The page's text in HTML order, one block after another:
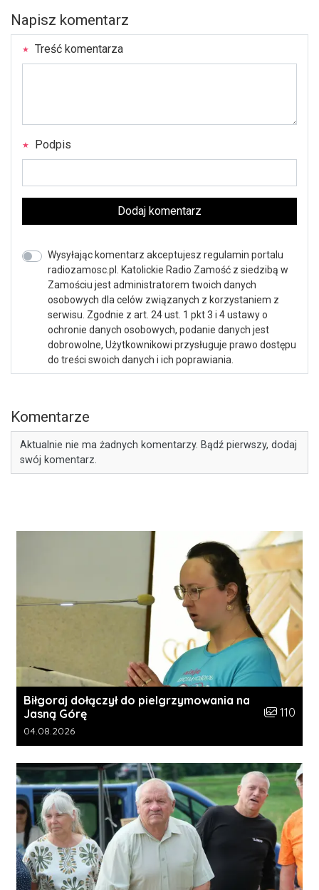
Napisz komentarz
Treść komentarza
Podpis
Dodaj komentarz
Wysyłając komentarz akceptujesz regulamin portalu
radiozamosc.pl. Katolickie Radio Zamość z siedzibą w
Zamościu jest administratorem twoich danych
osobowych dla celów związanych z korzystaniem z
serwisu. Zgodnie z art. 24 ust. 1 pkt 3 i 4 ustawy o
ochronie danych osobowych, podanie danych jest
dobrowolne, Użytkownikowi przysługuje prawo dostępu
do treści swoich danych i ich poprawiania.
Komentarze
Aktualnie nie ma żadnych komentarzy. Bądź pierwszy, dodaj
swój komentarz.
Biłgoraj dołączył do pielgrzymowania na
Jasną Górę
Liczba
110
Data dodania galerii:
04.08.2026